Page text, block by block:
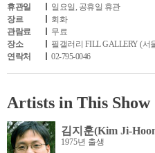
휴관일
일요일, 공휴일 휴관
장르
회화
관람료
무료
장소
필갤러리 FILL GALLERY (서
연락처
02-795-0046
Artists in This Show
김지훈(Kim Ji-
1975년 출생